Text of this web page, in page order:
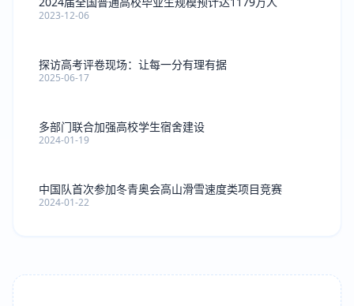
2023-12-06
探访高考评卷现场：让每一分有理有据
2025-06-17
多部门联合加强高校学生宿舍建设
2024-01-19
中国队首次参加冬青奥会高山滑雪速度类项目竞赛
2024-01-22